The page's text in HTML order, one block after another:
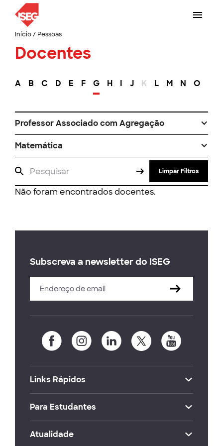
Início/ Pessoas
Docentes
A B C D E F G H I J K L M N O
Professor Associado com Agregação
Matemática
Limpar Filtros
Não foram encontrados docentes.
Subscreva a newsletter do ISEG
Links Rápidos
Para Estudantes
Atualidade